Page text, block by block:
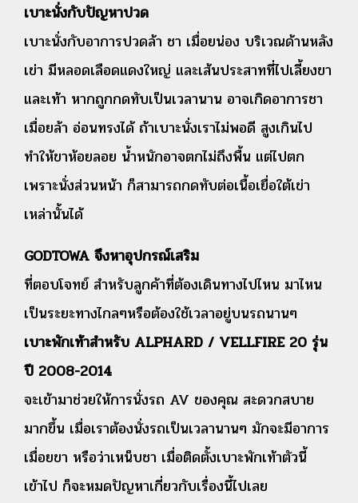
เบาะนั่งกับปัญหาปวด
เบาะนั่งกับอาการปวดล้า ชา เมื่อยน่อง บริเวณด้านหลัง
เข่า มีหลอดเลือดแดงใหญ่ และเส้นประสาทที่ไปเลี้ยงขา
และเท้า หากถูกกดทับเป็นเวลานาน อาจเกิดอาการชา
เมื่อยล้า อ่อนทรงได้ ถ้าเบาะนั่งเราไม่พอดี สูงเกินไป
ทำให้ขาห้อยลอย น้ำหนักอาจตกไม่ถึงพื้น แต่ไปตก
เพราะนั่งส่วนหน้า ก็สามารถกดทับต่อเนื้อเยื่อใต้เข่า
เหล่านั้นได้
GODTOWA จึงหาอุปกรณ์เสริม
ที่ตอบโจทย์ สำหรับลูกค้าที่ต้องเดินทางไปไหน มาไหน
เป็นระยะทางไกลๆหรือต้องใช้เวลาอยู่บนรถนานๆ
เบาะพักเท้าสำหรับ ALPHARD / VELLFIRE 20 รุ่น
ปี 2008-2014
จะเข้ามาช่วยให้การนั่งรถ AV ของคุณ สะดวกสบาย
มากขึ้น เมื่อเราต้องนั่งรถเป็นเวลานานๆ มักจะมีอาการ
เมื่อยขา หรือว่าเหน็บชา เมื่อติดตั้งเบาะพักเท้าตัวนี้
เข้าไป ก็จะหมดปัญหาเกี่ยวกับเรื่องนี้ไปเลย